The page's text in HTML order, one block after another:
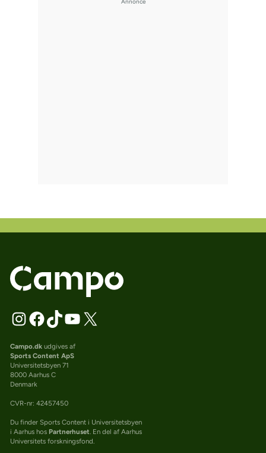
Campo.dkudgives af
Sports Content ApS
Universitetsbyen 71
8000 Aarhus C
Denmark
CVR-nr: 42457450
Du finder Sports Content i Universitetsbyen
i Aarhus hos Partnerhuset . En del af Aarhus
Universitets forskningsfond.